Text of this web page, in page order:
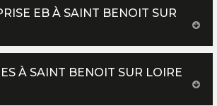
EB À SAINT BENOIT SUR
À SAINT BENOIT SUR LOIRE